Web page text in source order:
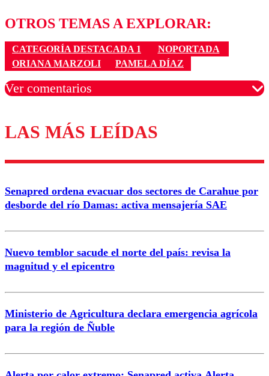
OTROS TEMAS A EXPLORAR:
CATEGORÍA DESTACADA 1
NOPORTADA
ORIANA MARZOLI
PAMELA DÍAZ
Ver comentarios
Los comentarios son moderados para garantizar un
diálogo respetuoso.
Correo
LAS MÁS LEÍDAS
Senapred ordena evacuar dos sectores de Carahue por
desborde del río Damas: activa mensajería SAE
Nuevo temblor sacude el norte del país: revisa la
magnitud y el epicentro
Ministerio de Agricultura declara emergencia agrícola
para la región de Ñuble